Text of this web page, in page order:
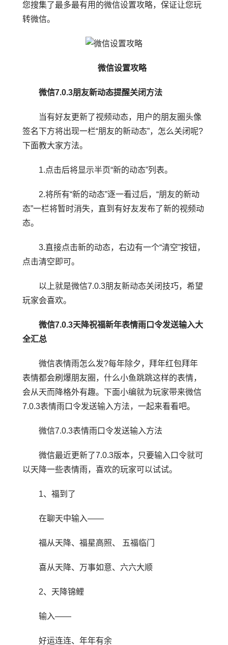
您搜集了最多最有用的微信设置攻略，保证让您玩
转微信。
微信设置攻略
微信7.0.3朋友新动态提醒关闭方法
当有好友更新了视频动态，用户的朋友圈头像
签名下方将出现一栏“朋友的新动态”，怎么关闭呢?
下面教大家方法。
1.点击后将显示半页“新的动态”列表。
2.将所有“新的动态”逐一看过后，“朋友的新动
态”一栏将暂时消失，直到有好友发布了新的视频动
态。
3.直接点击新的动态，右边有一个“清空”按钮，
点击清空即可。
以上就是微信7.0.3朋友新动态关闭技巧，希望
玩家会喜欢。
微信7.0.3天降祝福新年表情雨口令发送输入大
全汇总
微信表情雨怎么发?每年除夕，拜年红包拜年
表情都会刷爆朋友圈，什么小鱼跳跳这样的表情，
会从天而降格外有趣。下面小编就为玩家带来微信
7.0.3表情雨口令发送输入方法，一起来看看吧。
微信7.0.3表情雨口令发送输入方法
微信最近更新了7.0.3版本，只要输入口令就可
以天降一些表情雨，喜欢的玩家可以试试。
1、福到了
在聊天中输入——
福从天降、福星高照、 五福临门
喜从天降、万事如意、六六大顺
2、天降锦鲤
输入——
好运连连、年年有余